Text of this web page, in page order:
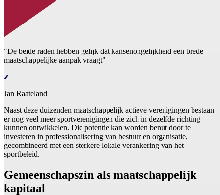
"De beide raden hebben gelijk dat kansenongelijkheid een brede
maatschappelijke aanpak vraagt"
Jan Raateland
Naast deze duizenden maatschappelijk actieve verenigingen bestaan
er nog veel meer sportverenigingen die zich in dezelfde richting
kunnen ontwikkelen. Die potentie kan worden benut door te
investeren in professionalisering van bestuur en organisatie,
gecombineerd met een sterkere lokale verankering van het
sportbeleid.
Gemeenschapszin als maatschappelijk
kapitaal